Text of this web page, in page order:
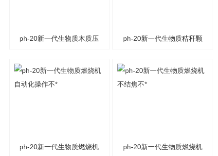
ph-20新一代生物质木质压 ph-20新一代生物质秸秆颗
ph-20新一代生物质燃烧机 ph-20新一代生物质燃烧机